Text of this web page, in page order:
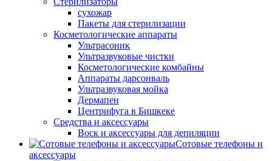
сухожар
Пакеты для стерилизации
Косметологические аппараты
Ультрасоник
Ультразвуковые чистки
Косметологические комбайны
Аппараты дарсонваль
Ультразвуковая мойка
Дермапен
Центрифуга в Бишкеке
Средства и аксессуары
Воск и аксессуары для депиляции
Сотовые телефоны и
аксессуары